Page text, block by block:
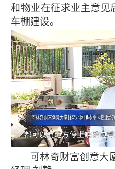
和物业在征求业主意见
车棚建设。
可林奇财富创意大